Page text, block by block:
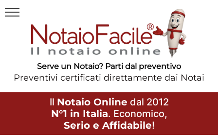
Serve un Notaio? Parti dal preventivo
Preventivi certificati direttamente dai Notai
Il Notaio Online dal 2012
N°1 in Italia. Economico,
Serio e Affidabile!